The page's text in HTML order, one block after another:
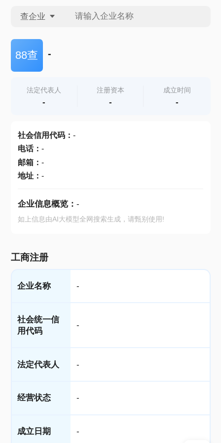
查企业
查企业
查产地
88查 -
法定代表人
-
注册资本
-
成立时间
-
社会信用代码： -
电话： -
邮箱： -
地址： -
企业信息概览： -
如上信息由AI大模型全网搜索生成，请甄别使用!
工商注册
企业名称 -
社会统一信
用代码
-
法定代表人 -
经营状态 -
成立日期 -